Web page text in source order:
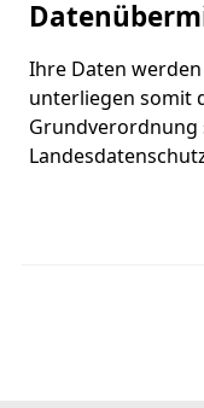
Ihre Daten
unterliegen somit
Grundverordnung